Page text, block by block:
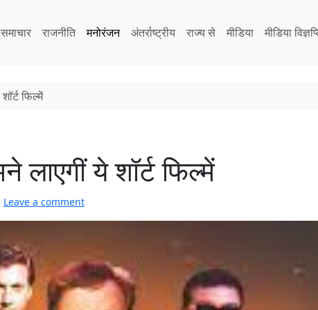
समाचार राजनीति मनोरंजन अंतर्राष्ट्रीय राज्य से मीडिया मीडिया
फिल्में
लाएगीं ये शॉर्ट फिल्में
Leave a comment